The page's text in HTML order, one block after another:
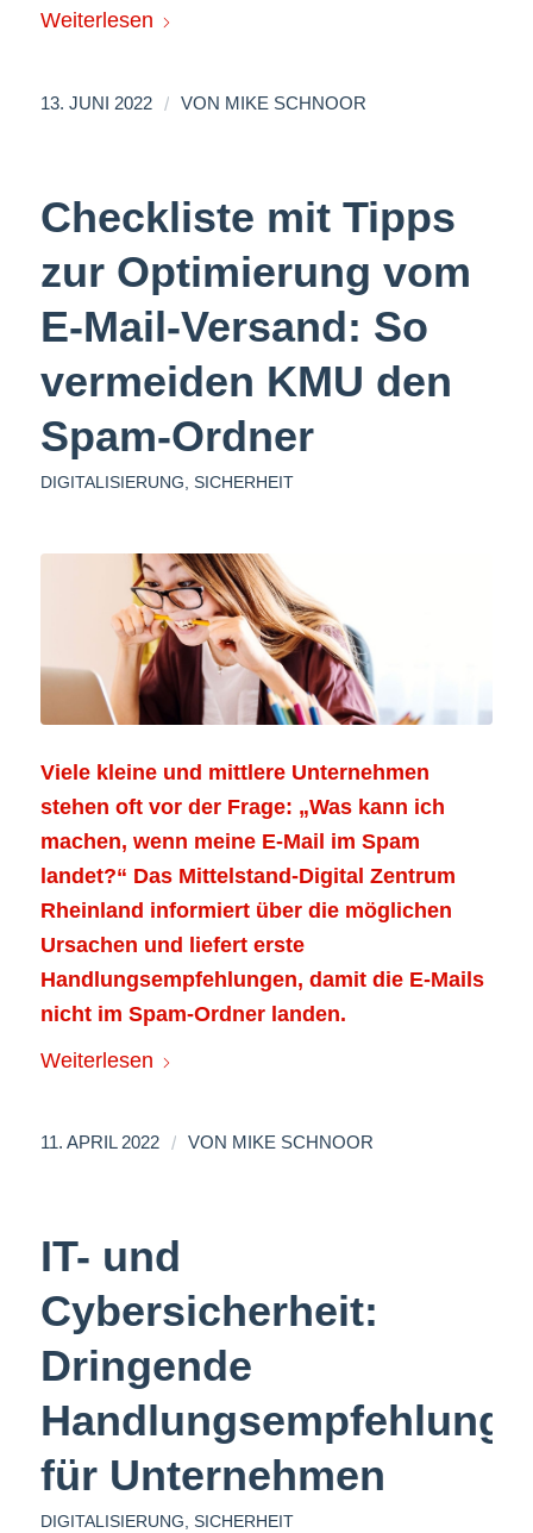
Weiterlesen
13. JUNI 2022 / VON MIKE SCHNOOR
Checkliste mit Tipps
zur Optimierung vom
E-Mail-Versand: So
vermeiden KMU den
Spam-Ordner
DIGITALISIERUNG SICHERHEIT
Viele kleine und mittlere Unternehmen
stehen oft vor der Frage: „Was kann ich
machen, wenn meine E-Mail im Spam
landet?“ Das Mittelstand-Digital Zentrum
Rheinland informiert über die möglichen
Ursachen und liefert erste
Handlungsempfehlungen, damit die E-Mails
nicht im Spam-Ordner landen.
Weiterlesen
11. APRIL 2022 / VON MIKE SCHNOOR
IT- und
Cybersicherheit:
Dringende
für Unternehmen
DIGITALISIERUNG SICHERHEIT